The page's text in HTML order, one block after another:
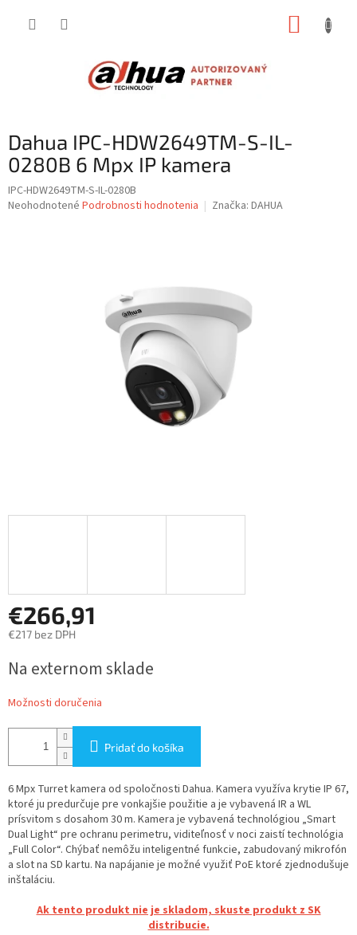
Dahua IPC-HDW2649TM-S-IL-
0280B 6 Mpx IP kamera
IPC-HDW2649TM-S-IL-0280B
Priemerné
Neohodnotené Podrobnosti hodnotenia Značka: DAHUA
€266,91
€217 bez DPH
cena:
Na externom sklade
Možnosti doručenia
Pridať do košíka
6 Mpx Turret kamera od spoločnosti Dahua. Kamera využíva krytie IP 67,
ktoré ju predurčuje pre vonkajšie použitie a je vybavená IR a WL
prísvitom s dosahom 30 m. Kamera je vybavená technológiou „Smart
Dual Light“ pre ochranu perimetru, viditeľnosť v noci zaistí technológia
„Full Color“. Chýbať nemôžu inteligentné funkcie, zabudovaný mikrofón
a slot na SD kartu. Na napájanie je možné využiť PoE ktoré zjednodušuje
inštaláciu.
Ak tento produkt nie je skladom, skuste produkt z SK
distribucie.